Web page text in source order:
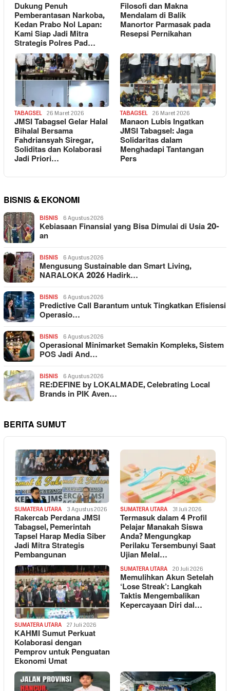
Dukung Penuh
Pemberantasan Narkoba,
Kedan Prabo Nol Lapan:
Kami Siap Jadi Mitra
Strategis Polres Pad…
Filosofi dan Makna
Mendalam di Balik
Manortor Parmasak pada
Resepsi Pernikahan
TABAGSEL 26 Maret 2026
JMSI Tabagsel Gelar Halal
Bihalal Bersama
Fahdriansyah Siregar,
Soliditas dan Kolaborasi
Jadi Priori…
TABAGSEL 26 Maret 2026
Manaon Lubis Ingatkan
JMSI Tabagsel: Jaga
Solidaritas dalam
Menghadapi Tantangan
Pers
BISNIS & EKONOMI
BISNIS 6 Agustus 2026
Kebiasaan Finansial yang Bisa Dimulai di Usia 20-
an
BISNIS 6 Agustus 2026
Mengusung Sustainable dan Smart Living,
NARALOKA 2026 Hadirk…
BISNIS 6 Agustus 2026
Predictive Call Barantum untuk Tingkatkan Efisiensi
Operasio…
BISNIS 6 Agustus 2026
Operasional Minimarket Semakin Kompleks, Sistem
POS Jadi And…
BISNIS 6 Agustus 2026
RE:DEFINE by LOKALMADE, Celebrating Local
Brands in PIK Aven…
BERITA SUMUT
SUMATERA UTARA 3 Agustus 2026
Rakercab Perdana JMSI
Tabagsel, Pemerintah
Tapsel Harap Media Siber
Jadi Mitra Strategis
Pembangunan
SUMATERA UTARA 31 Juli 2026
Termasuk dalam 4 Profil
Pelajar Manakah Siswa
Anda? Mengungkap
Perilaku Tersembunyi Saat
Ujian Melal…
SUMATERA UTARA 27 Juli 2026
KAHMI Sumut Perkuat
Kolaborasi dengan
Pemprov untuk Penguatan
Ekonomi Umat
SUMATERA UTARA 20 Juli 2026
Memulihkan Akun Setelah
‘Lose Streak’: Langkah
Taktis Mengembalikan
Kepercayaan Diri dal…